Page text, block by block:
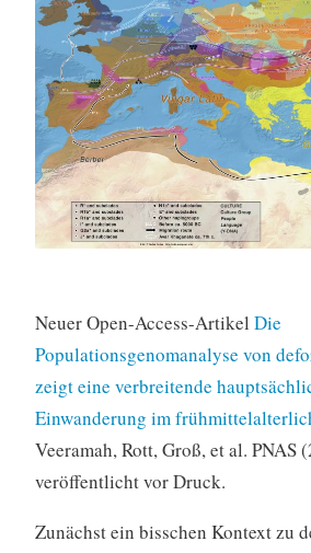
Neuer Open-Access-Artikel Die
Populationsgenomanalyse von
zeigt eine verbreitende
Einwanderung im
Veeramah, Rott, Groß, et al. PNAS
veröffentlicht vor Druck.
Zunächst ein bisschen Kontext zu